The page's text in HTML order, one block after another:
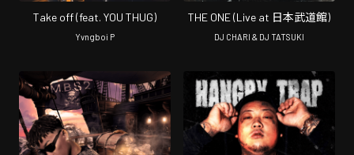
Take off (feat. YOU THUG)
Yvngboi P
THE ONE (Live at 日本武道館)
DJ CHARI & DJ TATSUKI